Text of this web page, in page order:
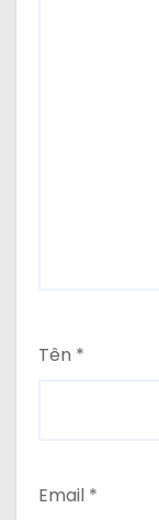
Tên *
Email *